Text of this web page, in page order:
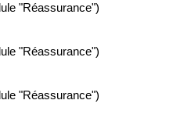
"Réassurance")
"Réassurance")
"Réassurance")